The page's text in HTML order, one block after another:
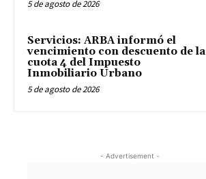
5 de agosto de 2026
Servicios: ARBA informó el
vencimiento con descuento de la
cuota 4 del Impuesto
Inmobiliario Urbano
5 de agosto de 2026
- Advertisement -